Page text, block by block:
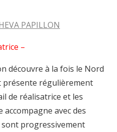
PAPILLON
–
découvre à la fois le Nord
présente régulièrement
de réalisatrice et les
accompagne avec des
sont progressivement